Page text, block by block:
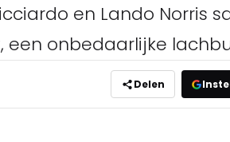
en Lando Norris
een onbedaarlijke
Delen